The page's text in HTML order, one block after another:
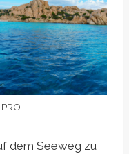
dem Seeweg zu